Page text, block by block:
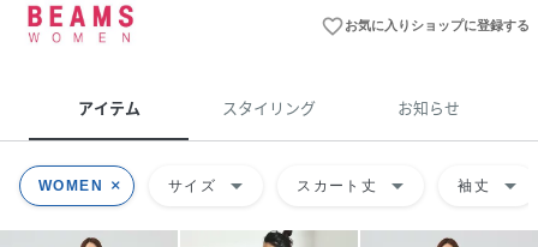
favorite_borderお気に入りショップに登録する
アイテム スタイリング お知らせ
WOMEN サイズ arrow_drop_down スカート丈 arrow_drop_down 袖丈 arrow_drop_down